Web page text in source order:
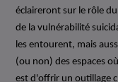
éclaireront sur le rôle
de la vulnérabilité
les entourent, mais
(ou non) des espaces
est d'offrir un outillage